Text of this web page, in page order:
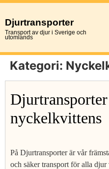
Djurtransporter
Transport av djur i Sverige och
utomlands
Kategori:
nyckelkvittens
På Djurtransporter är vår
och säker transport för alla